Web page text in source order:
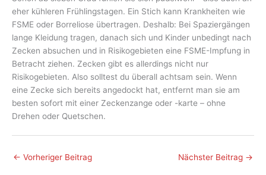
eher kühleren Frühlingstagen. Ein Stich kann Krankheiten wie
FSME oder Borreliose übertragen. Deshalb: Bei Spaziergängen
lange Kleidung tragen, danach sich und Kinder unbedingt nach
Zecken absuchen und in Risikogebieten eine FSME-Impfung in
Betracht ziehen. Zecken gibt es allerdings nicht nur
Risikogebieten. Also solltest du überall achtsam sein. Wenn
eine Zecke sich bereits angedockt hat, entfernt man sie am
besten sofort mit einer Zeckenzange oder -karte – ohne
Drehen oder Quetschen.
← Vorheriger Beitrag Nächster Beitrag →